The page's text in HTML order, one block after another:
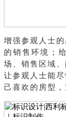
增强参观人士
的销售环境；
场、销售区域
让参观人士能
己喜欢的房型